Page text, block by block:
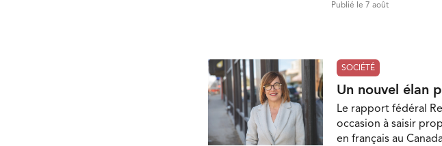
Publié le 7 août
SOCIÉTÉ
Un nouvel élan
Le rapport fédéral
occasion à saisir
en français au